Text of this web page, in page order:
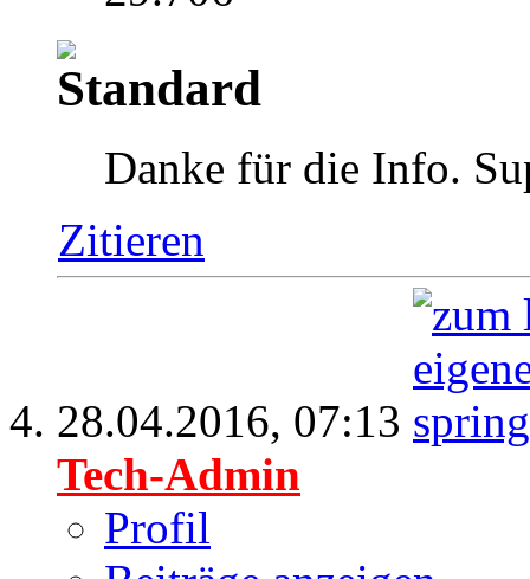
Danke für die Info.
Zitieren
28.04.2016, 07:13
Tech-Admin
Profil